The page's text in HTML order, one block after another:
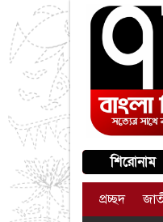
শিরোনাম
প্রচ্ছদ